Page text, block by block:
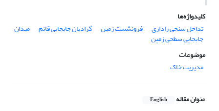
کلیدواژه‌ها
تداخل سنجی راداری
فرونشست زمین گرادیان جابجایی قائم میدان
جابجایی سطحی زمین
موضوعات
مدیریت خاک
عنوان مقاله English